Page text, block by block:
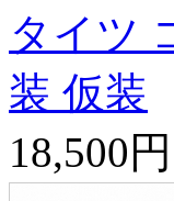
タイツ
装 仮装
18,500円